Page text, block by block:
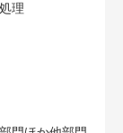
理